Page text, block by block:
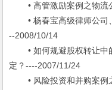
• 高管激励案例之物流
• 杨春宝高级律师公司
--2008/10/14
• 如何规避股权转让中的
定？----2007/11/24
• 风险投资和并购案例